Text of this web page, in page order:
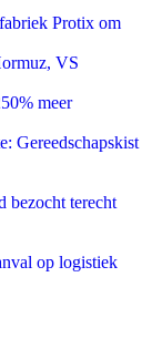
Protix om
VS
meer
Gereedschapskist
bezocht terecht
op logistiek